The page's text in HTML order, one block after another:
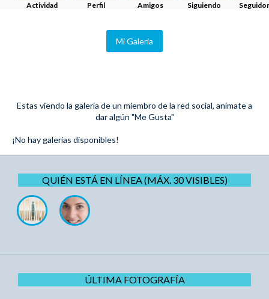
Actividad Perfil Amigos Siguiendo
Mi Galeria
Estas viendo la galería de un miembro de la red social, anímate a
dar algún "Me Gusta"
¡No hay galerías disponibles!
QUIÉN ESTÁ EN LÍNEA (MÁX. 30 VISIBLES)
ÚLTIMA FOTOGRAFÍA